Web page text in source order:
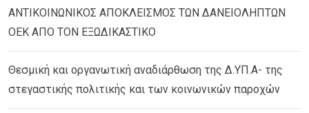
ΑΝΤΙΚΟΙΝΩΝΙΚΟΣ ΑΠΟΚΛΕΙΣΜΟΣ ΤΩΝ ΔΑΝΕΙΟΛΗΠΤΩΝ
ΟΕΚ ΑΠΟ ΤΟΝ ΕΞΩΔΙΚΑΣΤΙΚΟ
Θεσμική και οργανωτική αναδιάρθωση της Δ.ΥΠ.Α- της
στεγαστικής πολιτικής και των κοινωνικών παροχών